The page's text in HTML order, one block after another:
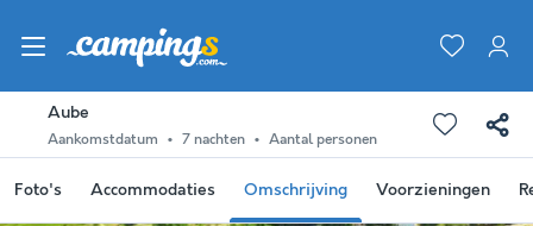
Aube
Aankomstdatum 7 nachten Aantal personen
Foto's Accommodaties Omschrijving Voorzieningen